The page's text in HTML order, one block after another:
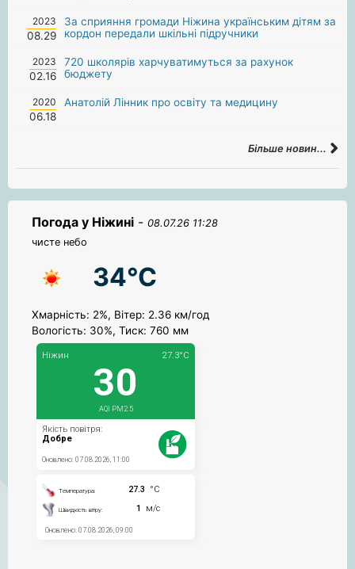
2023
08.29
За сприяння громади Ніжина українським дітям за
кордон передали шкільні підручники
2023
02.16
720 школярів харчуватимуться за рахунок
бюджету
2020
06.18
Анатолій Лінник про освіту та медицину
Більше новин...
Погода у Ніжині - 08.07.26 11:28
чисте небо
34°C
Хмарність: 2%, Вітер: 2.36 км/год
Вологість: 30%, Тиск: 760 мм